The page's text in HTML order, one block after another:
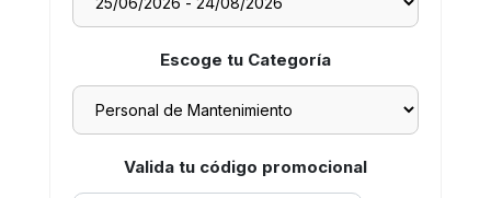
Escoge tu Categoría
Valida tu código promocional